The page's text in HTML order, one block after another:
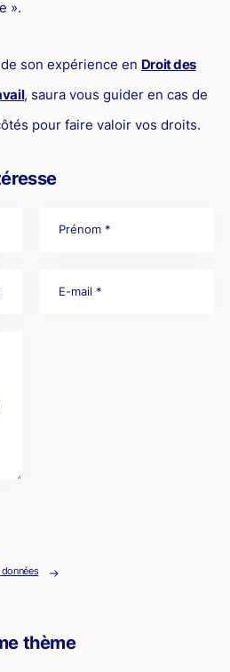
».
son expérience en Droit des
, saura vous guider en cas de
pour faire valoir vos droits.
thème